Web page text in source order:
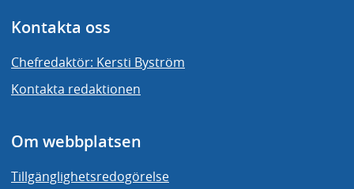
Kontakta oss
Chefredaktör: Kersti Byström
Kontakta redaktionen
Om webbplatsen
Tillgänglighetsredogörelse